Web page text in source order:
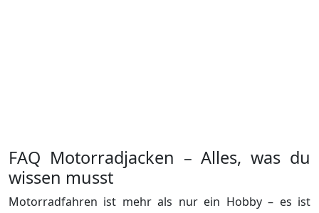
FAQ Motorradjacken – Alles, was du
wissen musst
Motorradfahren ist mehr als nur ein Hobby – es ist